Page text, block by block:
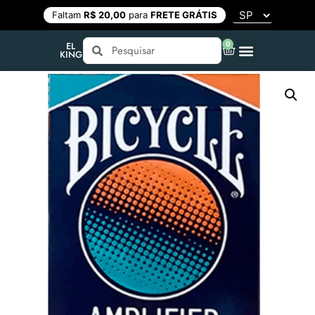
Faltam R$ 20,00para FRETE GRÁTIS
EL
KING
0